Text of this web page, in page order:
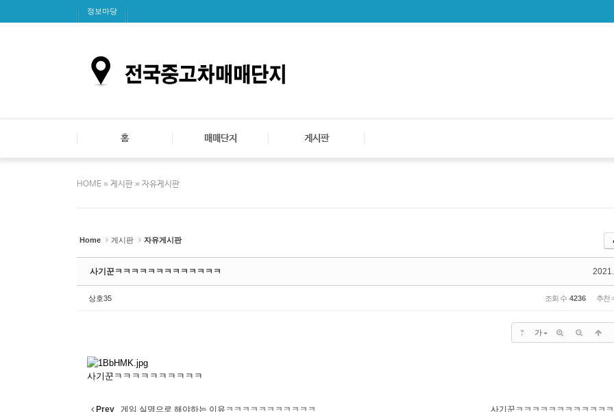
정보마당
홈 매매단지 게시판
HOME » 게시판 » 자유게시판
Home 게시판 자유게시판
사기꾼ㅋㅋㅋㅋㅋㅋㅋㅋㅋㅋㅋㅋㅋ
상호35 조회 수 4236 추천
? 가
사기꾼ㅋㅋㅋㅋㅋㅋㅋㅋㅋㅋ
Prev 게임 실명으로 해야하는 이유ㅋㅋㅋㅋㅋㅋㅋㅋㅋㅋㅋ 사기꾼ㅋㅋㅋㅋㅋㅋㅋㅋㅋㅋㅋ